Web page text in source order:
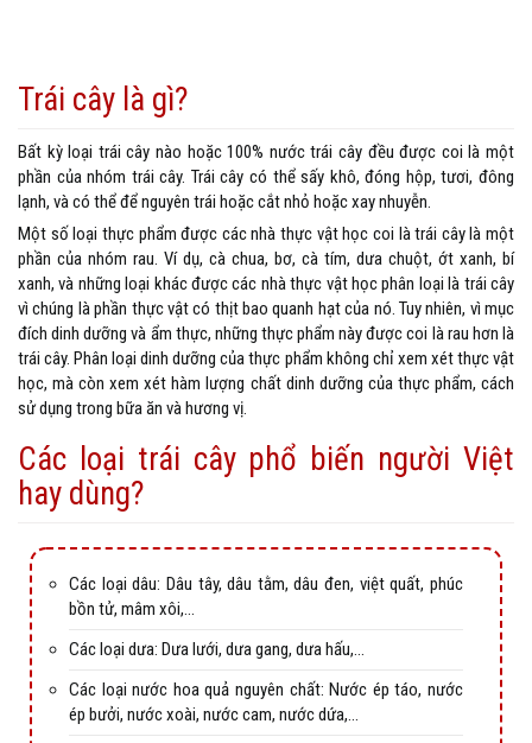
Trái cây là gì?
Bất kỳ loại trái cây nào hoặc 100% nước trái cây đều được coi là một
phần của nhóm trái cây. Trái cây có thể sấy khô, đóng hộp, tươi, đông
lạnh, và có thể để nguyên trái hoặc cắt nhỏ hoặc xay nhuyễn.
Một số loại thực phẩm được các nhà thực vật học coi là trái cây là một
phần của nhóm rau. Ví dụ, cà chua, bơ, cà tím, dưa chuột, ớt xanh, bí
xanh, và những loại khác được các nhà thực vật học phân loại là trái cây
vì chúng là phần thực vật có thịt bao quanh hạt của nó. Tuy nhiên, vì mục
đích dinh dưỡng và ẩm thực, những thực phẩm này được coi là rau hơn là
trái cây. Phân loại dinh dưỡng của thực phẩm không chỉ xem xét thực vật
học, mà còn xem xét hàm lượng chất dinh dưỡng của thực phẩm, cách
sử dụng trong bữa ăn và hương vị.
Các loại trái cây phổ biến người Việt
hay dùng?
Các loại dâu: Dâu tây, dâu tằm, dâu đen, việt quất, phúc
bồn tử, mâm xôi,...
Các loại dưa: Dưa lưới, dưa gang, dưa hấu,...
Các loại nước hoa quả nguyên chất: Nước ép táo, nước
ép bưởi, nước xoài, nước cam, nước dứa,...